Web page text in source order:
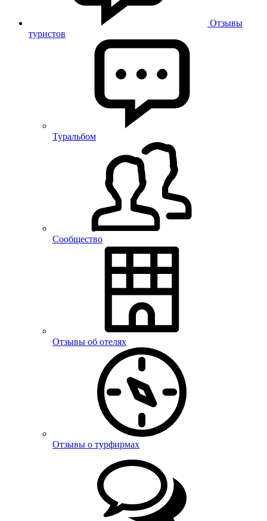
Отзывы
туристов
Туральбом
Сообщество
Отзывы об отелях
Отзывы о турфирмах